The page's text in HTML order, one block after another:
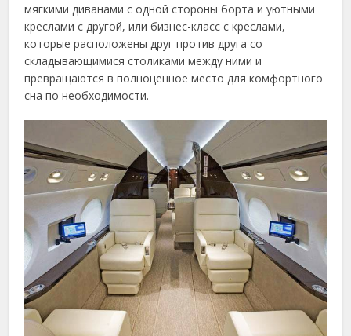
мягкими диванами с одной стороны борта и уютными
креслами с другой, или бизнес-класс с креслами,
которые расположены друг против друга со
складывающимися столиками между ними и
превращаются в полноценное место для комфортного
сна по необходимости.